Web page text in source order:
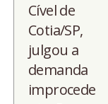
Cível de
Cotia/SP,
julgou a
demanda
improcede